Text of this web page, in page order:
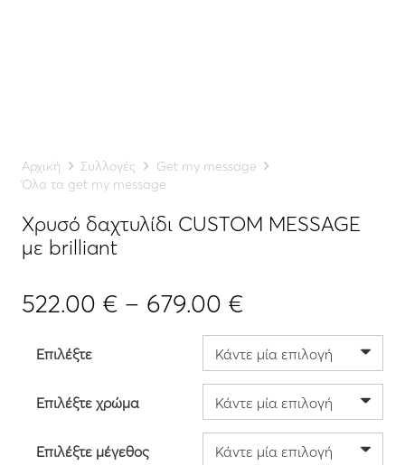
Αρχική Συλλογές
Get my message
Όλα τα get my message
Χρυσό δαχτυλίδι CUSTOM MESSAGE
με brilliant
522.00 € – 679.00 €
range:
522.00 €
through
679.00 €
Επιλέξτε
Επιλέξτε χρώμα
Επιλέξτε μέγεθος